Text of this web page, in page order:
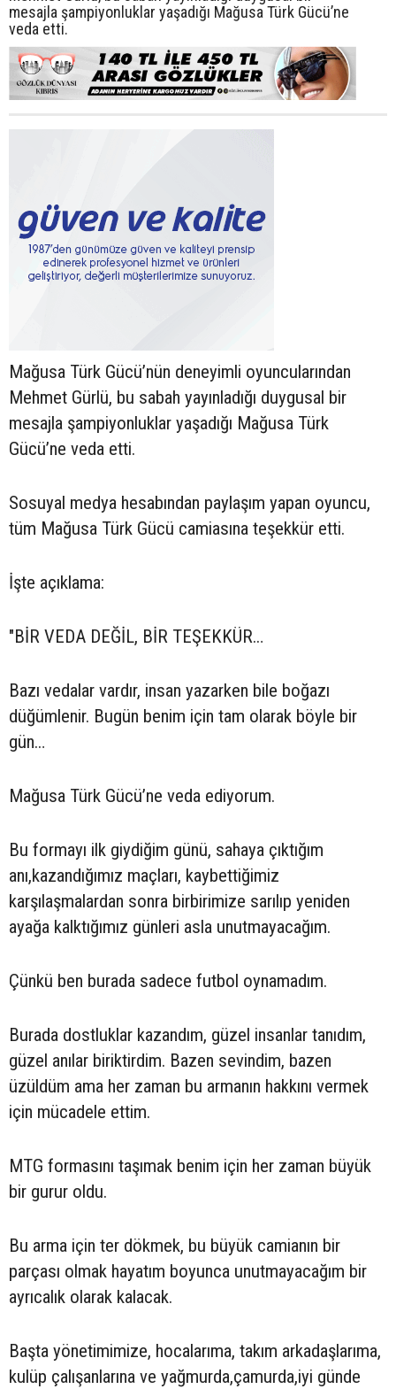
mesajla şampiyonluklar yaşadığı Mağusa Türk Gücü’ne
veda etti.
Mağusa Türk Gücü’nün deneyimli oyuncularından
Mehmet Gürlü, bu sabah yayınladığı duygusal bir
mesajla şampiyonluklar yaşadığı Mağusa Türk
Gücü’ne veda etti.
Sosuyal medya hesabından paylaşım yapan oyuncu,
tüm Mağusa Türk Gücü camiasına teşekkür etti.
İşte açıklama:
"BİR VEDA DEĞİL, BİR TEŞEKKÜR…
Bazı vedalar vardır, insan yazarken bile boğazı
düğümlenir. Bugün benim için tam olarak böyle bir
gün…
Mağusa Türk Gücü’ne veda ediyorum.
Bu formayı ilk giydiğim günü, sahaya çıktığım
anı,kazandığımız maçları, kaybettiğimiz
karşılaşmalardan sonra birbirimize sarılıp yeniden
ayağa kalktığımız günleri asla unutmayacağım.
Çünkü ben burada sadece futbol oynamadım.
Burada dostluklar kazandım, güzel insanlar tanıdım,
güzel anılar biriktirdim. Bazen sevindim, bazen
üzüldüm ama her zaman bu armanın hakkını vermek
için mücadele ettim.
MTG formasını taşımak benim için her zaman büyük
bir gurur oldu.
Bu arma için ter dökmek, bu büyük camianın bir
parçası olmak hayatım boyunca unutmayacağım bir
ayrıcalık olarak kalacak.
Başta yönetimimize, hocalarıma, takım arkadaşlarıma,
kulüp çalışanlarına ve yağmurda,çamurda,iyi günde